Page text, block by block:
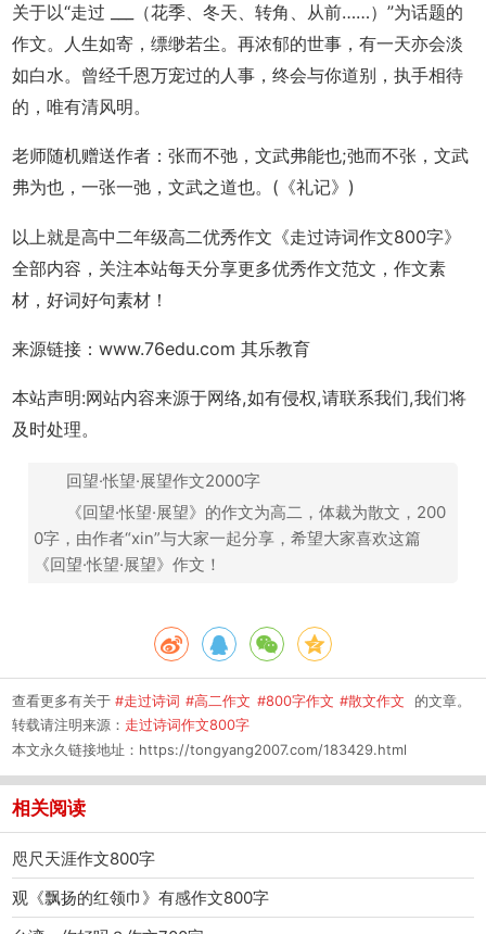
关于以“走过 ___（花季、冬天、转角、从前……）”为话题的
作文。人生如寄，缥缈若尘。再浓郁的世事，有一天亦会淡
如白水。曾经千恩万宠过的人事，终会与你道别，执手相待
的，唯有清风明。
老师随机赠送作者： 张而不弛，文武弗能也;弛而不张，文武
弗为也，一张一弛，文武之道也。(《礼记》)
以上就是高中二年级高二优秀作文《走过诗词作文800字》
全部内容，关注本站每天分享更多优秀作文范文，作文素
材，好词好句素材！
来源链接：www.76edu.com 其乐教育
本站声明:网站内容来源于网络,如有侵权,请联系我们,我们将
及时处理。
回望·怅望·展望作文2000字
《回望·怅望·展望》的作文为高二，体裁为散文，200
0字，由作者“xin”与大家一起分享，希望大家喜欢这篇
《回望·怅望·展望》作文！
查看更多有关于 #走过诗词 #高二作文 #800字作文 #散文作文
的文章。
转载请注明来源： 走过诗词作文800字
本文永久链接地址： https://tongyang2007.com/183429.html
相关阅读
咫尺天涯作文800字
观《飘扬的红领巾》有感作文800字